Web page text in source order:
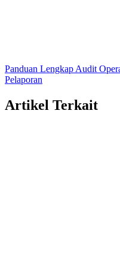
Panduan Lengkap Audit
Pelaporan
Artikel Terkait